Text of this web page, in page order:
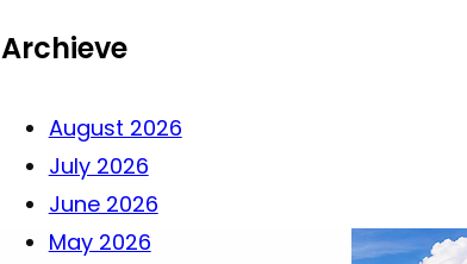
Archieve
August 2026
July 2026
June 2026
May 2026